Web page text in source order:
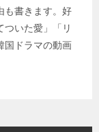
も書きます。好
ついた愛」「リ
国ドラマの動画